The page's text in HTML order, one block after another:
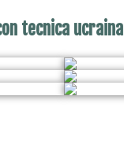
tecnica ucraina